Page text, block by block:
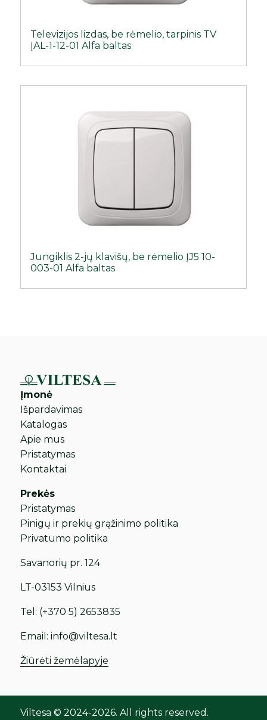
Televizijos lizdas, be rėmelio, tarpinis TV
ĮAL-1-12-01 Alfa baltas
Jungiklis 2-jų klavišų, be rėmelio ĮJ5 10-
003-01 Alfa baltas
Įmonė
Išpardavimas
Katalogas
Apie mus
Pristatymas
Kontaktai
Prekės
Pristatymas
Pinigų ir prekių grąžinimo politika
Privatumo politika
Savanorių pr. 124
LT-03153 Vilnius
Tel: (+370 5) 2653835
Email:info@viltesa.lt
Žiūrėti žemėlapyje
Viltesa © 2024-2026. All rights reserved.